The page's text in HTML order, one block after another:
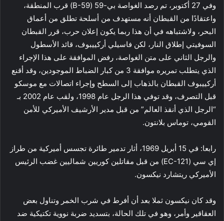
وفي 27 أكتوبر، تم رصد الغواصة بي-59 (B-59) قرب المنطقة،
واعتقادًا من القبطان أنه مستهدف من أسلحة تطلق من أعماق
البحر، ولاشتباهه في أن هذا ربما يكون إعلان حرب، قرر القبطان
السوفيتي إطلاق النار، لكن فاسيلي أركييبوف، قائد الأسطول
والرجل الثاني على متن الغواصة، رفض الموافقة على هذا الإجراء
الذي يتطلب تمريره موافقة 3 من كبار الضباط الموجودين، وقد أقنع
أركييبوف القبطان بالذهاب إلى السطح وإجراء اتصالات مع موسكو
قبل التصرف، وقد توفي هذا الرجل عام 1998، ولقب عام 2002 بـ
“الرجل الذي أنقذ العالم” من قبل مدير الأرشيف الأميركي للأمن
القومي، توماس بلانتون.
رابعا: في 15 أبريل 1969، أثار تدمير طائرة تجسس أميركية من طراز
إي سي (EC-121) من قبل مقاتلين كوريين شماليين غضب الرئيس
الأميركي ريتشارد نيكسون.
وقد كان نيكسون ثملا بعد أن أفرط في شرب الخمر وتناول بعض
العقاقير وأمر، وهو في تلك الحالة، بتسديد ضربة نووية تكتيكية ضد